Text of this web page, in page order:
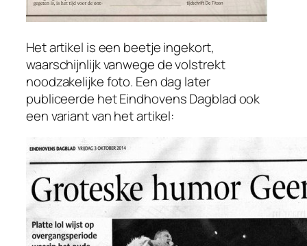
Het artikel is een beetje ingekort,
waarschijnlijk vanwege de volstrekt
noodzakelijke foto. Een dag later
publiceerde hetEindhovens Dagbladook
een variant van het artikel: